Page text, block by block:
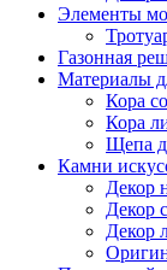
Элементы
Газонная
Материалы
Кора
Кора
Щепа
Камни
Декор
Декор
Декор